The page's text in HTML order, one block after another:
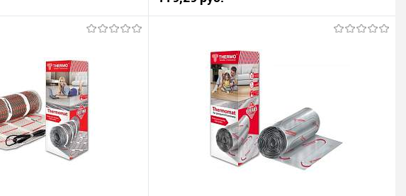
К сравнению
Уточняйте наличие у
менеджера
Купить в 1 клик
В избранное
менеджера